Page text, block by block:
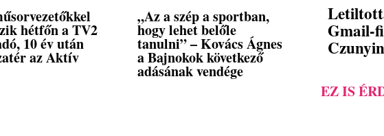
hétfőn a TV2
10 év után
az Aktív
„Az a szép a sportban,
hogy lehet belőle
tanulni” – Kovács Ágnes
a Bajnokok következő
adásának vendége
Gmail-
EZ IS